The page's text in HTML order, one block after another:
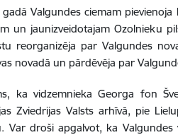
Valgundes ciemam
un jaunizveidotajam Ozolnieku
reorganizēja par Valgundes
novadā un pārdēvēja par
ka vidzemnieka Georga fon
Zviedrijas Valsts arhīvā, pie
Var droši apgalvot, ka